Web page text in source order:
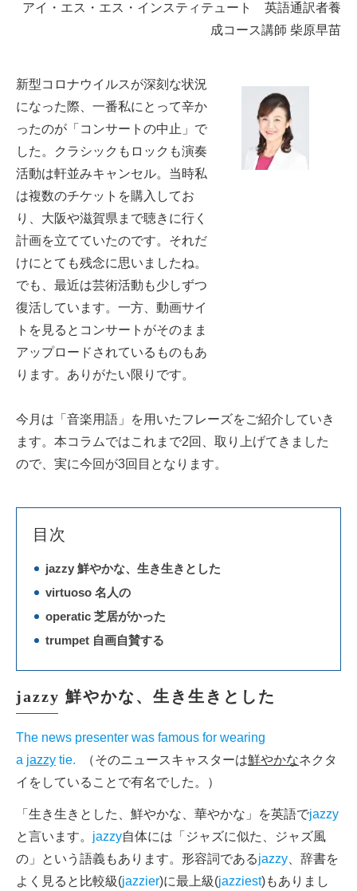
アイ・エス・エス・インスティテュート 英語通訳者養
成コース講師 柴原早苗
新型コロナウイルスが深刻な状況
になった際、一番私にとって辛か
ったのが「コンサートの中止」で
した。クラシックもロックも演奏
活動は軒並みキャンセル。当時私
は複数のチケットを購入してお
り、大阪や滋賀県まで聴きに行く
計画を立てていたのです。それだ
けにとても残念に思いましたね。
でも、最近は芸術活動も少しずつ
復活しています。一方、動画サイ
トを見るとコンサートがそのまま
アップロードされているものもあ
ります。ありがたい限りです。
今月は「音楽用語」を用いたフレーズをご紹介していき
ます。本コラムではこれまで2回、取り上げてきました
ので、実に今回が3回目となります。
目次
jazzy 鮮やかな、生き生きとした
virtuoso 名人の
operatic 芝居がかった
trumpet 自画自賛する
jazzy 鮮やかな、生き生きとした
The news presenter was famous for wearing
a jazzy tie. （そのニュースキャスターは鮮やかなネクタ
イをしていることで有名でした。）
「生き生きとした、鮮やかな、華やかな」を英語でjazzy
と言います。 jazzy自体には「ジャズに似た、ジャズ風
の」という語義もあります。形容詞であるjazzy 、辞書を
よく見ると比較級(jazzier)に最上級(jazziest)もありまし